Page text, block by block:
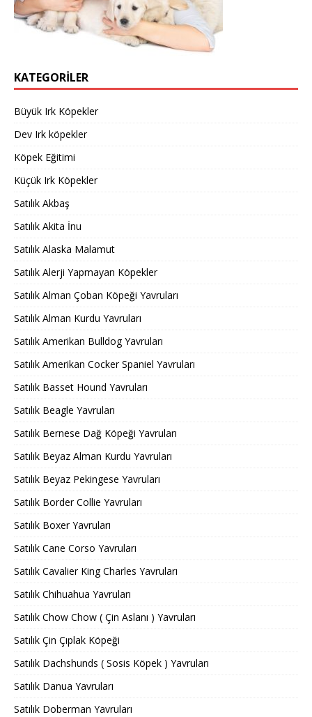
KATEGORILER
Büyük Irk Köpekler
Dev Irk köpekler
Köpek Eğitimi
Küçük Irk Köpekler
Satılık Akbaş
Satılık Akita İnu
Satılık Alaska Malamut
Satılık Alerji Yapmayan Köpekler
Satılık Alman Çoban Köpeği Yavruları
Satılık Alman Kurdu Yavruları
Satılık Amerikan Bulldog Yavruları
Satılık Amerikan Cocker Spaniel Yavruları
Satılık Basset Hound Yavruları
Satılık Beagle Yavruları
Satılık Bernese Dağ Köpeği Yavruları
Satılık Beyaz Alman Kurdu Yavruları
Satılık Beyaz Pekingese Yavruları
Satılık Border Collie Yavruları
Satılık Boxer Yavruları
Satılık Cane Corso Yavruları
Satılık Cavalier King Charles Yavruları
Satılık Chihuahua Yavruları
Satılık Chow Chow ( Çin Aslanı ) Yavruları
Satılık Çin Çıplak Köpeği
Satılık Dachshunds ( Sosis Köpek ) Yavruları
Satılık Danua Yavruları
Satılık Doberman Yavruları